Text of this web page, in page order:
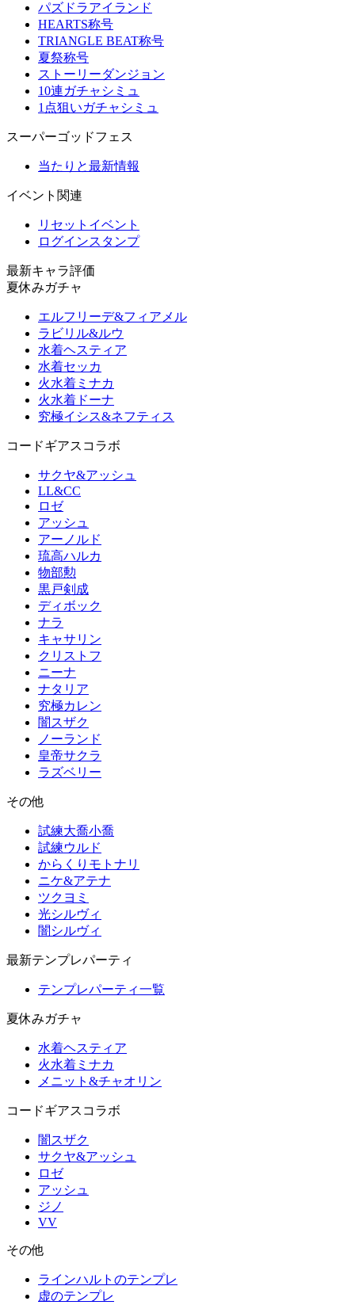
パズドラアイランド
HEARTS称号
TRIANGLE BEAT称号
夏祭称号
ストーリーダンジョン
10連ガチャシミュ
1点狙いガチャシミュ
スーパーゴッドフェス
当たりと最新情報
イベント関連
リセットイベント
ログインスタンプ
最新キャラ評価
夏休みガチャ
エルフリーデ&フィアメル
ラビリル&ルウ
水着ヘスティア
水着セッカ
火水着ミナカ
火水着ドーナ
究極イシス&ネフティス
コードギアスコラボ
サクヤ&アッシュ
LL&CC
ロゼ
アッシュ
アーノルド
琉高ハルカ
物部勲
黒戸剣成
ディボック
ナラ
キャサリン
クリストフ
ニーナ
ナタリア
究極カレン
闇スザク
ノーランド
皇帝サクラ
ラズベリー
その他
試練大喬小喬
試練ウルド
からくりモトナリ
ニケ&アテナ
ツクヨミ
光シルヴィ
闇シルヴィ
最新テンプレパーティ
テンプレパーティ一覧
夏休みガチャ
水着ヘスティア
火水着ミナカ
メニット&チャオリン
コードギアスコラボ
闇スザク
サクヤ&アッシュ
ロゼ
アッシュ
ジノ
VV
その他
ラインハルトのテンプレ
虚のテンプレ